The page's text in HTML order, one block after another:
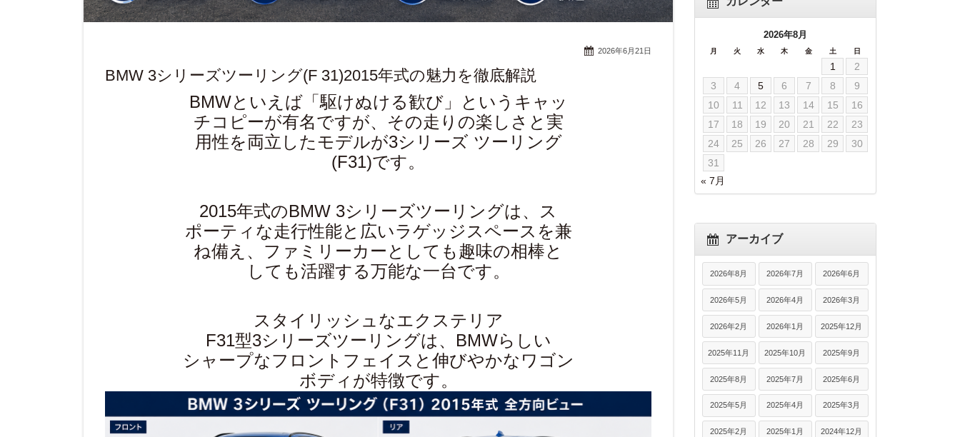
2026年6月21日
BMW 3シリーズツーリング(F 31)2015年式の魅力を徹底解説
BMWといえば「駆けぬける歓び」というキャッ
チコピーが有名ですが、その走りの楽しさと実
用性を両立したモデルが3シリーズ ツーリング
(F31)です。
2015年式のBMW 3シリーズツーリングは、ス
ポーティな走行性能と広いラゲッジスペースを兼
ね備え、ファミリーカーとしても趣味の相棒と
しても活躍する万能な一台です。
スタイリッシュなエクステリア
F31型3シリーズツーリングは、BMWらしい
シャープなフロントフェイスと伸びやかなワゴン
ボディが特徴です。
2026年8月
月 火 水 木 金 土 日
1
2
3
4 5 6 7 8
9
10
11 12 13 14 15
16
17
18 19 20 21 22
23
24
25 26 27 28 29
30
31
« 7月
アーカイブ
2026年8月 2026年7月 2026年6月
2026年5月 2026年4月 2026年3月
2026年2月 2026年1月 2025年12月
2025年11月 2025年10月 2025年9月
2025年8月 2025年7月 2025年6月
2025年5月 2025年4月 2025年3月
2025年2月 2025年1月 2024年12月